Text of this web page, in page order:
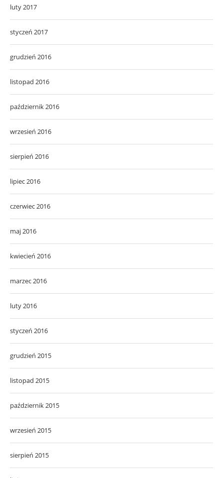
luty 2017
styczeń 2017
grudzień 2016
listopad 2016
październik 2016
wrzesień 2016
sierpień 2016
lipiec 2016
czerwiec 2016
maj 2016
kwiecień 2016
marzec 2016
luty 2016
styczeń 2016
grudzień 2015
listopad 2015
październik 2015
wrzesień 2015
sierpień 2015